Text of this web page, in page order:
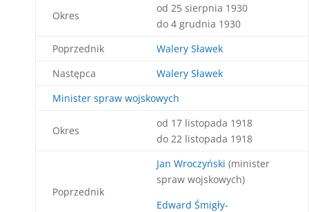
Okres
od 25 sierpnia 1930
do 4 grudnia 1930
Poprzednik
Walery Sławek
Następca
Walery Sławek
Minister spraw wojskowych
Okres
od 17 listopada 1918
do 22 listopada 1918
Poprzednik
Jan Wroczyński (minister
spraw wojskowych)
Edward Śmigły-